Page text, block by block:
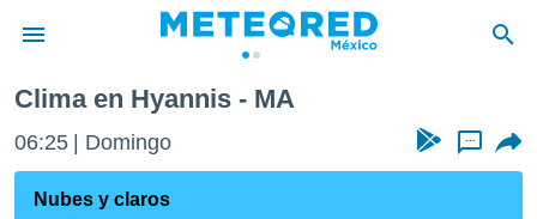
de
ha sido
Clima en Hyannis - MA
06:25 Domingo ...
Nubes y claros